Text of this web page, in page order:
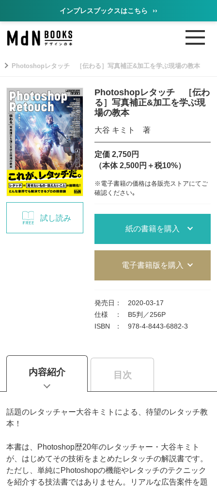
インプレスブックスはこちら ››
Photoshopレタッチ ［伝わる］写真補正&加工を学ぶ現場の教本
試し読み
Photoshopレタッチ ［伝わ
る］写真補正&加工を学ぶ現
場の教本
大谷 キミト 著
定価 2,750円
（本体 2,500円＋税10%）
※電子書籍の価格は各販売ストアにてご
確認ください｡
紙の書籍を購入
電子書籍版を購入
発売日 ：
2020-03-17
仕様
：
B5判／256P
ISBN
： 978-4-8443-6882-3
内容紹介 目次
話題のレタッチャー大谷キミトによる、待望のレタッチ教
本！
本書は、Photoshop歴20年のレタッチャー・大谷キミト
が、はじめてその技術をまとめたレタッチの解説書です。
ただし、単純にPhotoshopの機能やレタッチのテクニック
を紹介する技法書ではありません。リアルな広告案件を題